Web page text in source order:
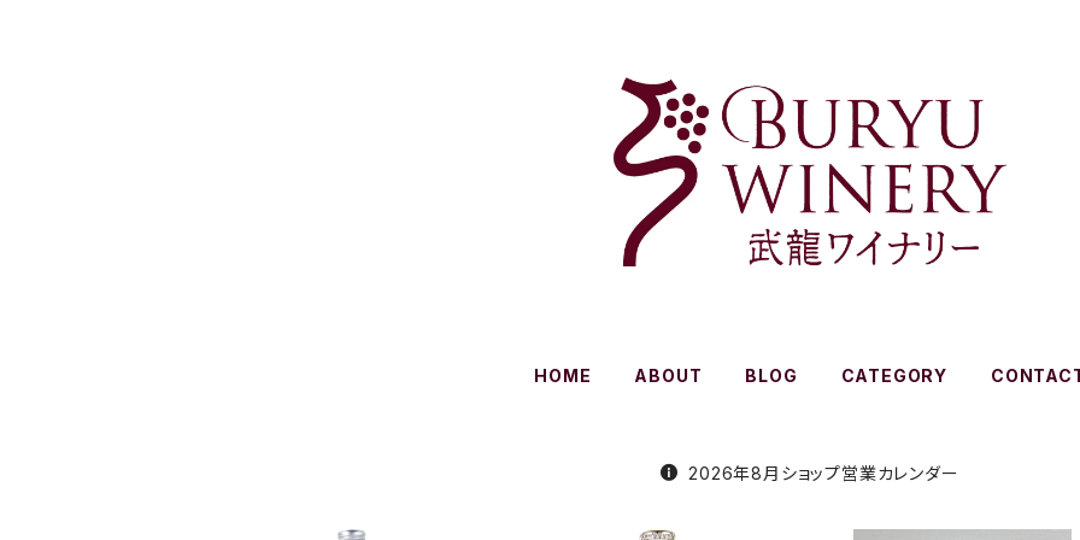
HOME ABOUT BLOG CATEGORY
2026年8月ショップ営業カレンダー